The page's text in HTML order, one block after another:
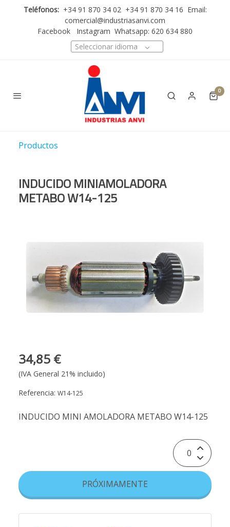
Teléfonos: +34 91 870 34 02 +34 91 870 34 16 Email:
comercial@industriasanvi.com
Facebook
Instagram Whatsapp: 620 634 880
Seleccionar idioma
0
Productos
INDUCIDO MINIAMOLADORA
METABO W14-125
34,85 €
(IVA General 21% incluido)
Referencia: W14-125
INDUCIDO MINI AMOLADORA METABO W14-125
PRÓXIMAMENTE